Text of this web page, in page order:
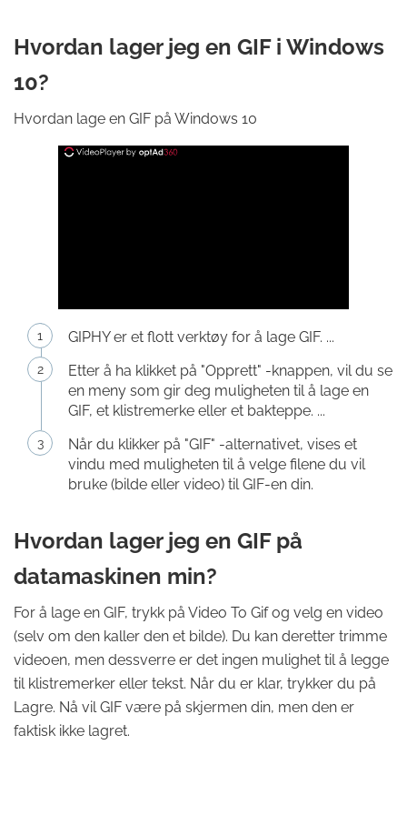
Hvordan lager jeg en GIF i Windows
10?
Hvordan lage en GIF på Windows 10
GIPHY er et flott verktøy for å lage GIF. ...
Etter å ha klikket på "Opprett" -knappen, vil du se
en meny som gir deg muligheten til å lage en
GIF, et klistremerke eller et bakteppe. ...
Når du klikker på "GIF" -alternativet, vises et
vindu med muligheten til å velge filene du vil
bruke (bilde eller video) til GIF-en din.
Hvordan lager jeg en GIF på
datamaskinen min?
For å lage en GIF, trykk på Video To Gif og velg en video
(selv om den kaller den et bilde). Du kan deretter trimme
videoen, men dessverre er det ingen mulighet til å legge
til klistremerker eller tekst. Når du er klar, trykker du på
Lagre. Nå vil GIF være på skjermen din, men den er
faktisk ikke lagret.